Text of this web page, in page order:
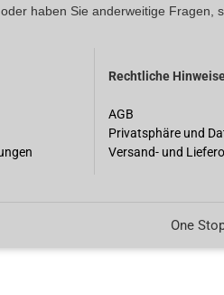
haben Sie anderweitige
Rechtliche
AGB
Privatsphäre und
Versand- und
One